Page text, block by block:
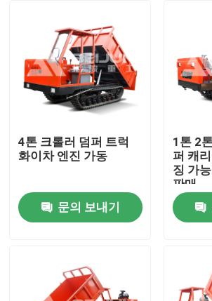
제품 소개
4톤 크롤러 덤퍼 트럭
화이차 엔진 가동
문의 보내기
1톤 2
퍼 캐
징 가
판매